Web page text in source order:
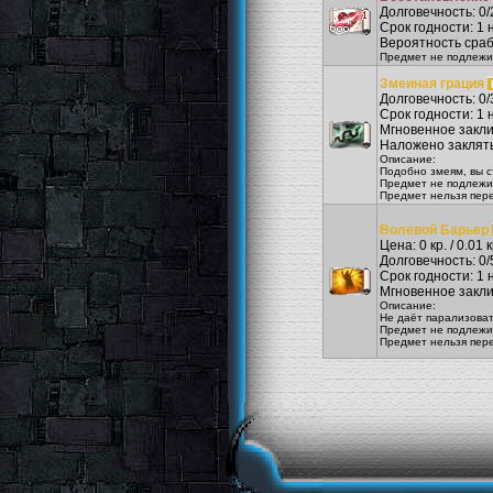
Долговечность:
Срок годности: 1
Вероятность
Предмет не
Змеиная грация
Долговечность: 0/
Срок годности: 1
Мгновенное
Наложено
Описание:
Подобно змеям, вы
Предмет не
Предмет нельзя
Волевой Барьер
Цена: 0 кр. / 0.01
Долговечность: 0/
Срок годности: 1
Мгновенное
Описание:
Не даёт
Предмет не
Предмет нельзя